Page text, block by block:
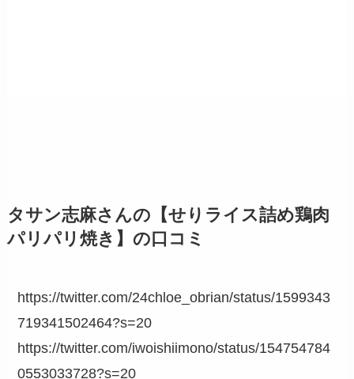
タサン志麻さんの【せりライス詰め鶏肉
パリパリ焼き】の口コミ
https://twitter.com/24chloe_obrian/status/1599343
719341502464?s=20
https://twitter.com/iwoishiimono/status/154754784
0553033728?s=20